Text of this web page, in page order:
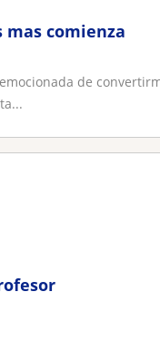
mas comienza
de